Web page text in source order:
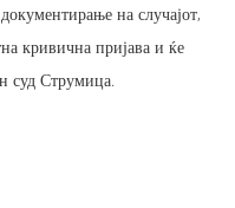
на случајот,
кривична пријава и ќе
суд Струмица.